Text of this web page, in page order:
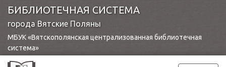
БИБЛИОТЕЧНАЯ СИСТЕМА
города Вятские Поляны
МБУК «Вятскополянская централизованная библиотечная
система»